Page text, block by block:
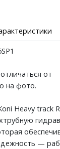
от
на фото.
Heavy track
—